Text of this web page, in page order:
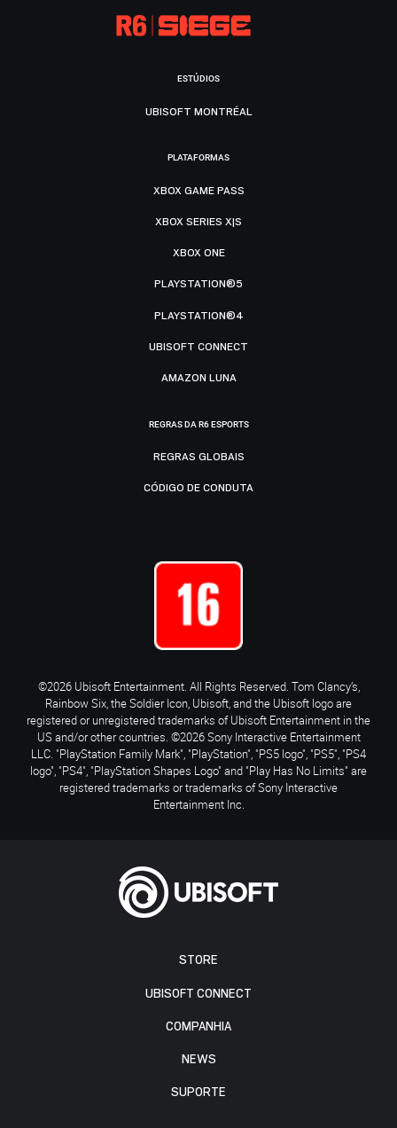
STORE
UBISOFT CONNECT
COMPANHIA
NEWS
SUPORTE
ESTÚDIOS
UBISOFT MONTRÉAL
PLATAFORMAS
XBOX GAME PASS
XBOX SERIES X|S
XBOX ONE
PLAYSTATION®5
PLAYSTATION®4
UBISOFT CONNECT
AMAZON LUNA
REGRAS DA R6 ESPORTS
REGRAS GLOBAIS
CÓDIGO DE CONDUTA
©2026 Ubisoft Entertainment. All Rights Reserved. Tom Clancy’s,
Rainbow Six, the Soldier Icon, Ubisoft, and the Ubisoft logo are
registered or unregistered trademarks of Ubisoft Entertainment in the
US and/or other countries. ©2026 Sony Interactive Entertainment
LLC. "PlayStation Family Mark", "PlayStation", "PS5 logo", "PS5", "PS4
logo", "PS4", "PlayStation Shapes Logo" and "Play Has No Limits" are
registered trademarks or trademarks of Sony Interactive
Entertainment Inc.